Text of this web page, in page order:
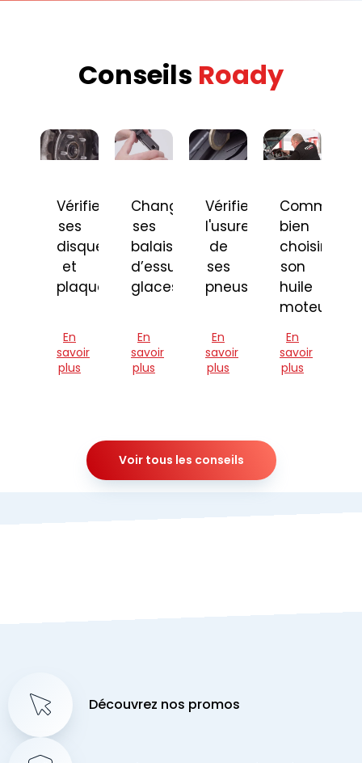
Conseils Roady
Vérifier
ses
disques
et
plaquettes
En
savoir
plus
Changer
ses
balais
d’essuie-
glaces
En
savoir
plus
Vérifier
l'usure
de
ses
pneus
En
savoir
plus
Comment
bien
choisir
son
huile
moteur
En
savoir
plus
Voir tous les conseils
Découvrez nos promos